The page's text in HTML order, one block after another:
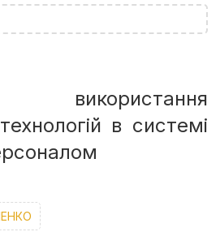
використання
в системі